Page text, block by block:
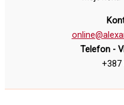
Telefon -
+387